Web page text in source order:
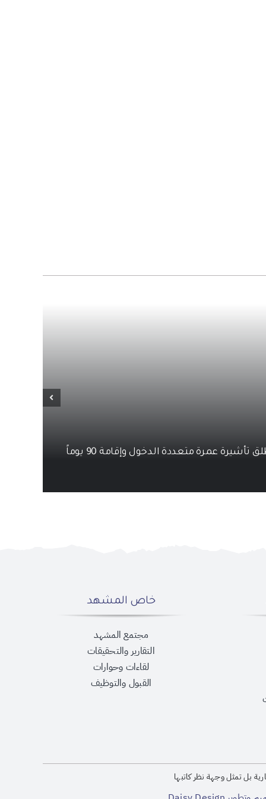
تأشيرة عمرة متعددة الدخول وإقامة 90 يوماً
خاص المشهد
مجتمع المشهد
التقارير والتحقيقات
لقاءات وحوارات
القبول والتوظيف
بل تمثل وجهة نظر كاتبها